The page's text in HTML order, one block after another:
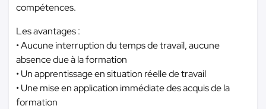
compétences.
Les avantages :
• Aucune interruption du temps de travail, aucune
absence due à la formation
• Un apprentissage en situation réelle de travail
• Une mise en application immédiate des acquis de la
formation